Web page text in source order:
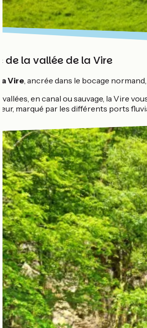
de la vallée de la Vire
Vire , ancrée dans le bocage
vallées, en canal ou sauvage, la Vire
marqué par les différents ports